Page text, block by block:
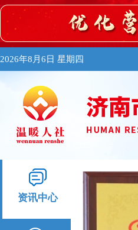
2026年8月6日 星期四
资讯中心